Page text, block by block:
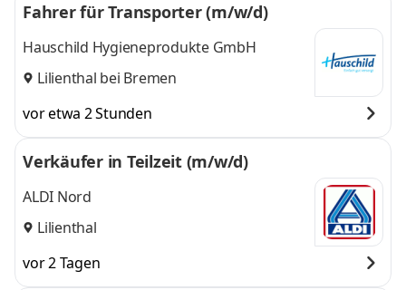
Fahrer für Transporter (m/w/d)
Hauschild Hygieneprodukte GmbH
Lilienthal bei Bremen
vor etwa 2 Stunden
Verkäufer in Teilzeit (m/w/d)
ALDI Nord
Lilienthal
vor 2 Tagen